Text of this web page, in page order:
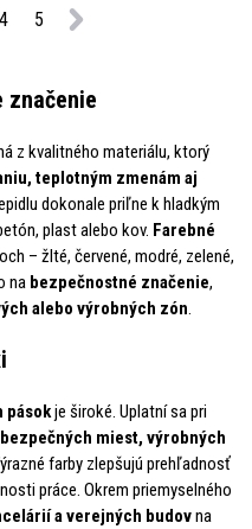
4 5
značenie
z kvalitného materiálu, ktorý
teplotným zmenám aj
dokonale priľne k hladkým
plast alebo kov. Farebné
– žlté, červené, modré, zelené,
na bezpečnostné značenie,
alebo výrobných zón.
pásokje široké. Uplatní sa pri
miest, výrobných
farby zlepšujú prehľadnosť
práce. Okrem priemyselného
a verejných budovna